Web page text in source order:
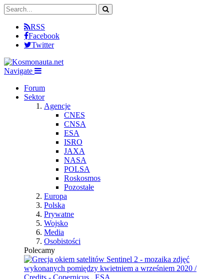
RSS
Facebook
Twitter
Navigate
Forum
Sektor
Agencje
CNES
CNSA
ESA
ISRO
JAXA
NASA
POLSA
Roskosmos
Pozostałe
Europa
Polska
Prywatne
Wojsko
Media
Osobistości
Polecamy